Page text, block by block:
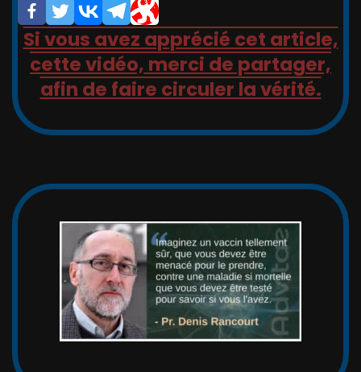
Si vous avez apprécié cet article,
cette vidéo, merci de partager,
afin de faire circuler la vérité.